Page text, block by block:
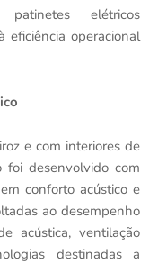
patinetes elétricos
eficiência operacional
e com interiores de
foi desenvolvido com
conforto acústico e
ao desempenho
acústica, ventilação
destinadas a